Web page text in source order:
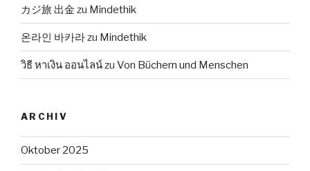
カジ旅 出金 zu Mindethik
온라인 바카라zu Mindethik
วิธี หาเงิน ออนไลน์zu Von Büchern und Menschen
ARCHIV
Oktober 2025